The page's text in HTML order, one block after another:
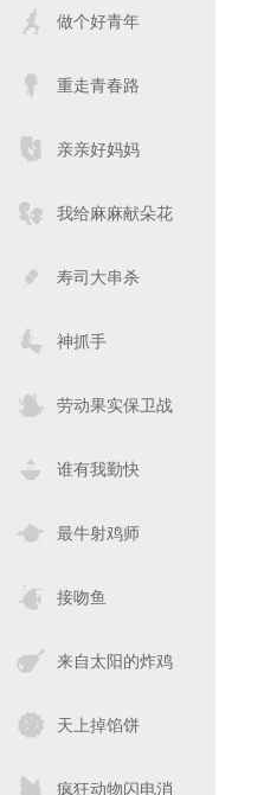
做个好青年
重走青春路
亲亲好妈妈
我给麻麻献朵花
寿司大串杀
神抓手
劳动果实保卫战
谁有我勤快
最牛射鸡师
接吻鱼
来自太阳的炸鸡
天上掉馅饼
疯狂动物闪电消